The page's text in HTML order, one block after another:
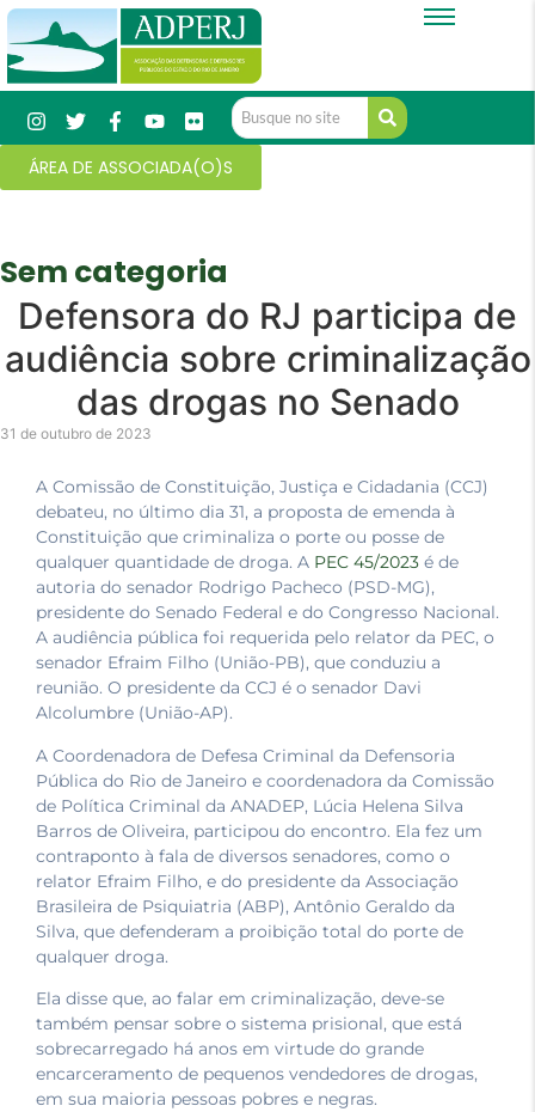
ÁREA DE ASSOCIADA(O)S
Sem categoria
Defensora do RJ participa de
audiência sobre criminalização
das drogas no Senado
31 de outubro de 2023
A Comissão de Constituição, Justiça e Cidadania (CCJ)
debateu, no último dia 31, a proposta de emenda à
Constituição que criminaliza o porte ou posse de
qualquer quantidade de droga. A PEC 45/2023 é de
autoria do senador Rodrigo Pacheco (PSD-MG),
presidente do Senado Federal e do Congresso Nacional.
A audiência pública foi requerida pelo relator da PEC, o
senador Efraim Filho (União-PB), que conduziu a
reunião. O presidente da CCJ é o senador Davi
Alcolumbre (União-AP).
A Coordenadora de Defesa Criminal da Defensoria
Pública do Rio de Janeiro e coordenadora da Comissão
de Política Criminal da ANADEP, Lúcia Helena Silva
Barros de Oliveira, participou do encontro. Ela fez um
contraponto à fala de diversos senadores, como o
relator Efraim Filho, e do presidente da Associação
Brasileira de Psiquiatria (ABP), Antônio Geraldo da
Silva, que defenderam a proibição total do porte de
qualquer droga.
Ela disse que, ao falar em criminalização, deve-se
também pensar sobre o sistema prisional, que está
sobrecarregado há anos em virtude do grande
encarceramento de pequenos vendedores de drogas,
em sua maioria pessoas pobres e negras.